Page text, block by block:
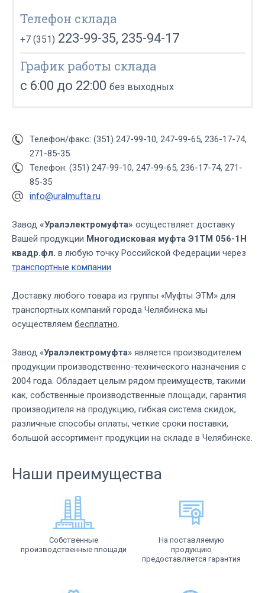
Телефон склада
+7 (351) 223-99-35, 235-94-17
График работы склада
с 6:00 до 22:00 без выходных
Телефон/факс: (351) 247-99-10, 247-99-65, 236-17-74,
271-85-35
Телефон: (351) 247-99-10, 247-99-65, 236-17-74, 271-
85-35
info@uralmufta.ru
Завод «Уралэлектромуфта» осуществляет доставку
Вашей продукции Многодисковая муфта Э1ТМ 056-1Н
квадр.фл. в любую точку Российской Федерации через
транспортные компании
Доставку любого товара из группы «Муфты ЭТМ» для
транспортных компаний города Челябинска мы
осуществляем бесплатно.
Завод «Уралэлектромуфта» является производителем
продукции производственно-технического назначения с
2004 года. Обладает целым рядом преимуществ, такими
как, собственные производственные площади, гарантия
производителя на продукцию, гибкая система скидок,
различные способы оплаты, четкие сроки поставки,
большой ассортимент продукции на складе в Челябинске.
Наши преимущества
Собственные
производственные площади
На поставляемую
продукцию
предоставляется гарантия